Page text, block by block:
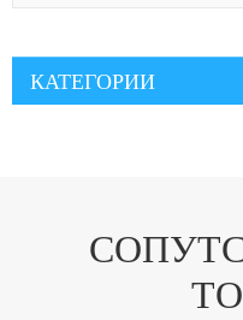
КАТЕГОРИИ